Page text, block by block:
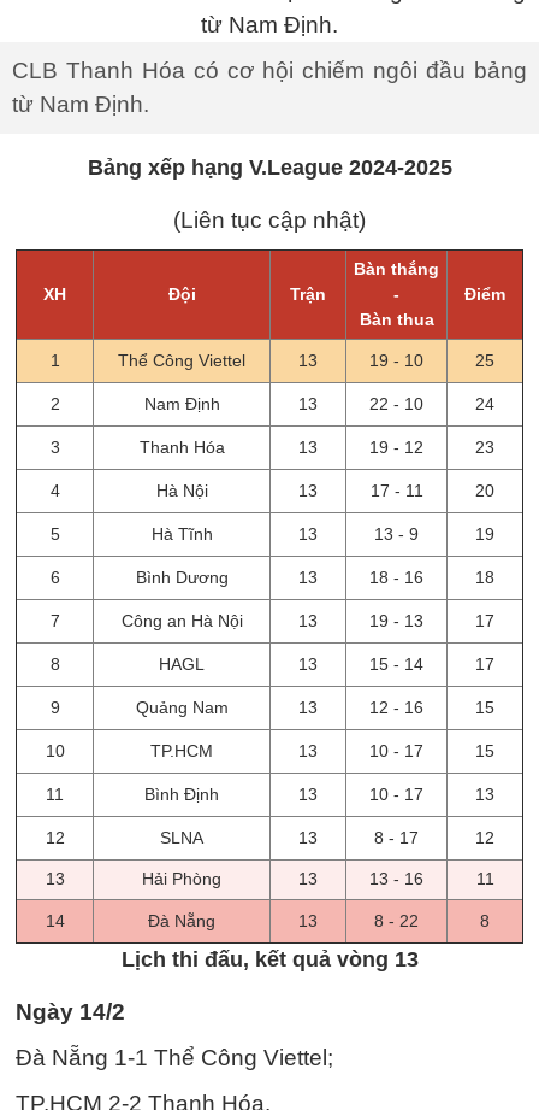
CLB Thanh Hóa có cơ hội chiếm ngôi đầu bảng
từ Nam Định.
Bảng xếp hạng V.League 2024-2025
(Liên tục cập nhật)
XH Đội Trận
Bàn thắng
-
Bàn thua
Điểm
1 Thể Công Viettel 13 19 - 10 25
2 Nam Định 13 22 - 10 24
3 Thanh Hóa 13 19 - 12 23
4 Hà Nội 13 17 - 11 20
5 Hà Tĩnh 13 13 - 9 19
6 Bình Dương 13 18 - 16 18
7 Công an Hà Nội 13 19 - 13 17
8 HAGL 13 15 - 14 17
9 Quảng Nam 13 12 - 16 15
10 TP.HCM 13 10 - 17 15
11 Bình Định 13 10 - 17 13
12 SLNA 13 8 - 17 12
13 Hải Phòng 13 13 - 16 11
14 Đà Nẵng 13 8 - 22 8
Lịch thi đấu, kết quả vòng 13
Ngày 14/2
Đà Nẵng 1-1 Thể Công Viettel;
TP.HCM 2-2 Thanh Hóa.